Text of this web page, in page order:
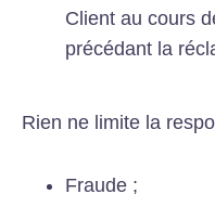
Client au cours
précédant la
Rien ne limite la
Fraude ;